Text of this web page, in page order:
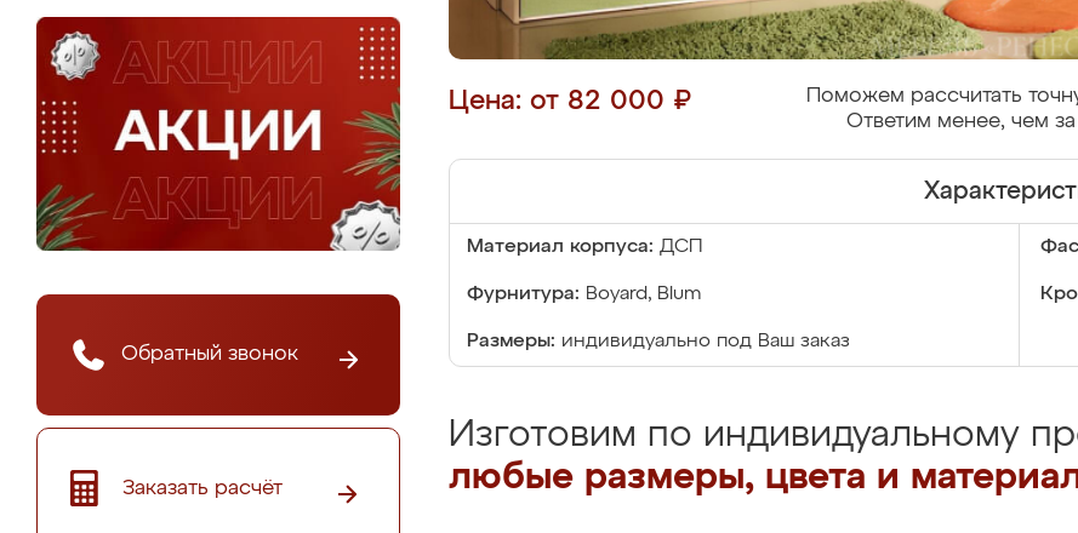
Обратный звонок
Заказать расчёт
Цена: от 82 000 ₽
Поможем рассчитать
Ответим менее, чем
Материал корпуса: ДСП
Фурнитура: Boyard, Blum
Размеры: индивидуально под Ваш заказ
Изготовим по индивидуальному
любые размеры, цвета и